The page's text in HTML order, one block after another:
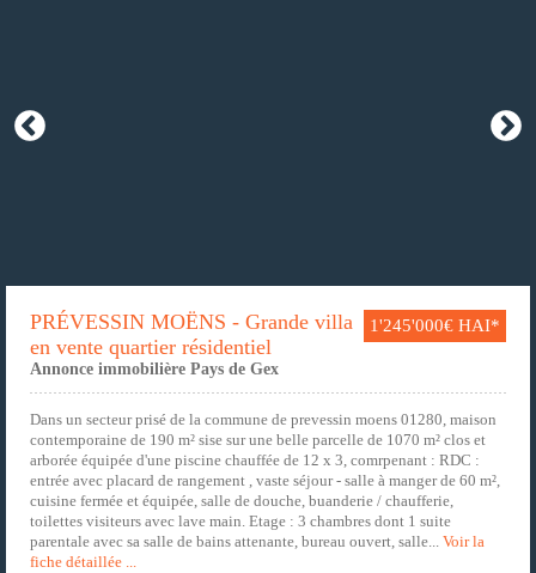
1'245'000€ HAI*
PRÉVESSIN MOËNS - Grande villa
en vente quartier résidentiel
Annonce immobilière Pays de Gex
Dans un secteur prisé de la commune de prevessin moens 01280, maison
contemporaine de 190 m² sise sur une belle parcelle de 1070 m² clos et
arborée équipée d'une piscine chauffée de 12 x 3, comrpenant : RDC :
entrée avec placard de rangement , vaste séjour - salle à manger de 60 m²,
cuisine fermée et équipée, salle de douche, buanderie / chaufferie,
toilettes visiteurs avec lave main. Etage : 3 chambres dont 1 suite
parentale avec sa salle de bains attenante, bureau ouvert, salle... Voir la
fiche détaillée ...